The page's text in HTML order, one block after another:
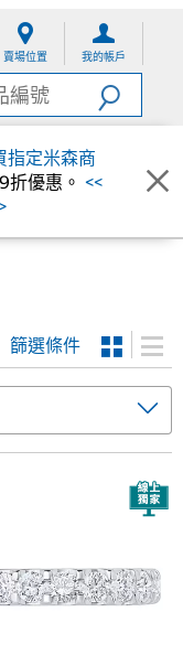
賣場位置 我的帳戶
指定米森商
折優惠。 <<
篩選條件